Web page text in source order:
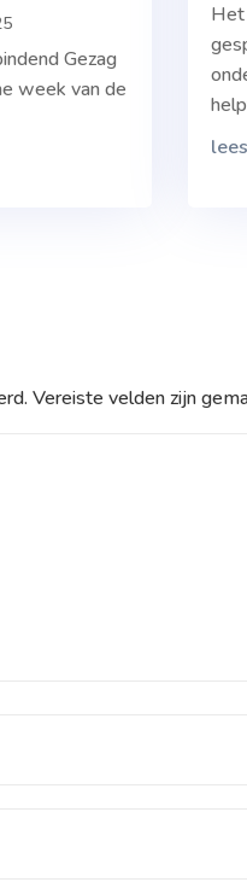
Gezag
week van de
Het
Vereiste velden zijn